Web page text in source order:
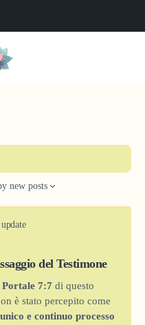
new posts
del Testimone
7:7 di questo
è stato percepito come
e continuo processo